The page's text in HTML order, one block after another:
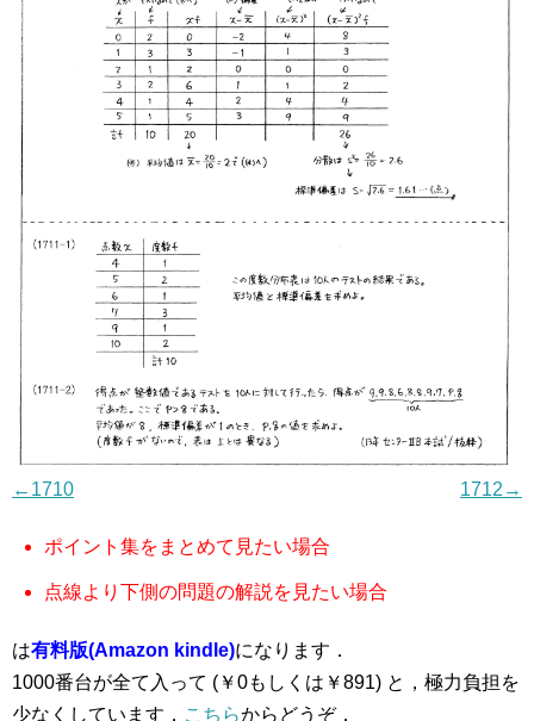
←1710 1712→
ポイント集をまとめて見たい場合
点線より下側の問題の解説を見たい場合
は有料版(Amazon kindle)になります．
1000番台が全て入って (￥0もしくは￥891) と，極力負担を
少なくしています． こちらからどうぞ．